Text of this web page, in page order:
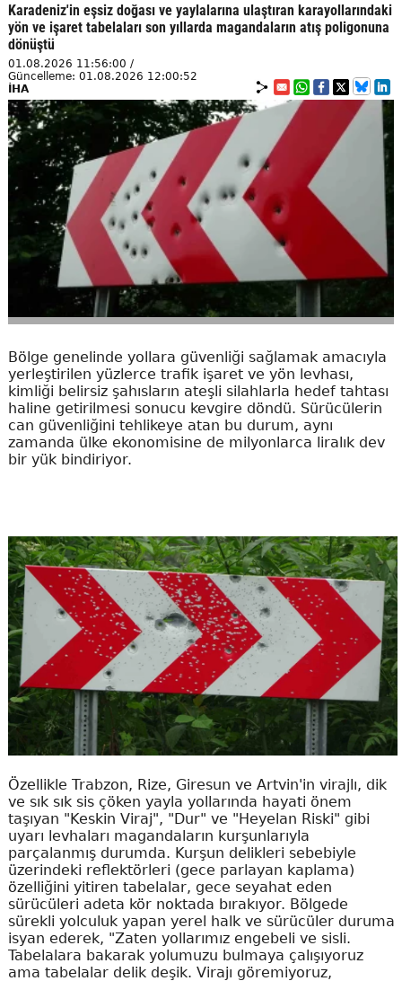
Karadeniz'in eşsiz doğası ve yaylalarına ulaştıran karayollarındaki
yön ve işaret tabelaları son yıllarda magandaların atış poligonuna
dönüştü
01.08.2026 11:56:00 /
Güncelleme: 01.08.2026 12:00:52
İHA
Bölge genelinde yollara güvenliği sağlamak amacıyla
yerleştirilen yüzlerce trafik işaret ve yön levhası,
kimliği belirsiz şahısların ateşli silahlarla hedef tahtası
haline getirilmesi sonucu kevgire döndü. Sürücülerin
can güvenliğini tehlikeye atan bu durum, aynı
zamanda ülke ekonomisine de milyonlarca liralık dev
bir yük bindiriyor.
Özellikle Trabzon, Rize, Giresun ve Artvin'in virajlı, dik
ve sık sık sis çöken yayla yollarında hayati önem
taşıyan "Keskin Viraj", "Dur" ve "Heyelan Riski" gibi
uyarı levhaları magandaların kurşunlarıyla
parçalanmış durumda. Kurşun delikleri sebebiyle
üzerindeki reflektörleri (gece parlayan kaplama)
özelliğini yitiren tabelalar, gece seyahat eden
sürücüleri adeta kör noktada bırakıyor. Bölgede
sürekli yolculuk yapan yerel halk ve sürücüler duruma
isyan ederek, "Zaten yollarımız engebeli ve sisli.
Tabelalara bakarak yolumuzu bulmaya çalışıyoruz
ama tabelalar delik deşik. Virajı göremiyoruz,